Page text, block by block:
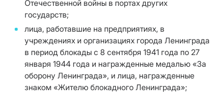
Отечественной войны в портах других
государств;
лица, работавшие на предприятиях, в
учреждениях и организациях города Ленинграда
в период блокады с 8 сентября 1941 года по 27
января 1944 года и награжденные медалью «За
оборону Ленинграда», и лица, награжденные
знаком «Жителю блокадного Ленинграда»;